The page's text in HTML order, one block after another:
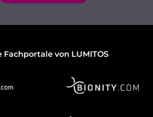
Fachportale von LUMITOS